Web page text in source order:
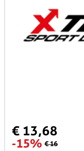
€ 13,68
-15% € 16